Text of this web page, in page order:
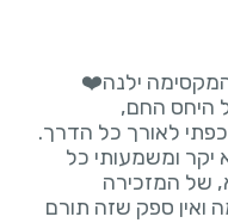
היחס החם,
יקר ומשמעותי כל
של המזכירה
ואין ספק שזה תורם